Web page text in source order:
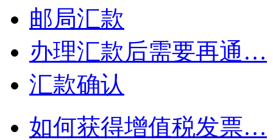
邮局汇款
办理汇款后需要再通…
汇款确认
如何获得增值税发票…